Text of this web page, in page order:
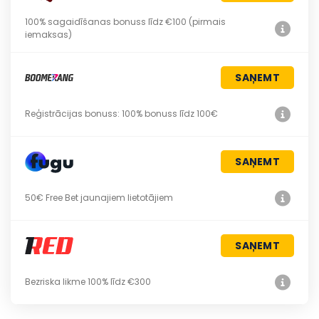
100% sagaidīšanas bonuss līdz €100 (pirmais
iemaksas)
SAŅEMT
Reģistrācijas bonuss: 100% bonuss līdz 100€
SAŅEMT
50€ Free Bet jaunajiem lietotājiem
SAŅEMT
Bezriska likme 100% līdz €300